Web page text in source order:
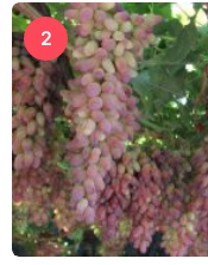
2